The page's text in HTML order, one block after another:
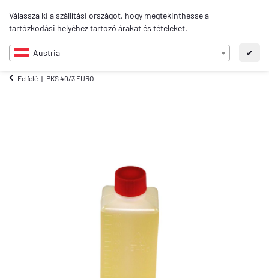
Válassza ki a szállítási országot, hogy megtekinthesse a
tartózkodási helyéhez tartozó árakat és tételeket.
Austria ✔
HU
Felfelé PKS 40/3 EURO